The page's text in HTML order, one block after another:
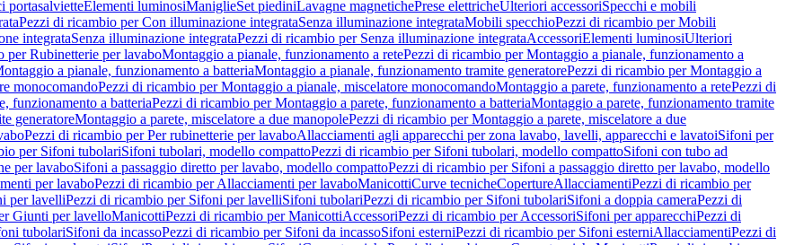
portasalvietteElementi luminosiManiglieSet piediniLavagne magnetichePrese elettricheUlteriori accessoriSpecchi e mobili
Pezzi di ricambio per Con illuminazione integrataSenza illuminazione integrataMobili specchioPezzi di ricambio per Mobili
integrataSenza illuminazione integrataPezzi di ricambio per Senza illuminazione integrataAccessoriElementi luminosiUlteriori
per Rubinetterie per lavaboMontaggio a pianale, funzionamento a retePezzi di ricambio per Montaggio a pianale, funzionamento a
a pianale, funzionamento a batteriaMontaggio a pianale, funzionamento tramite generatorePezzi di ricambio per Montaggio a
monocomandoPezzi di ricambio per Montaggio a pianale, miscelatore monocomandoMontaggio a parete, funzionamento a retePezzi di
funzionamento a batteriaPezzi di ricambio per Montaggio a parete, funzionamento a batteriaMontaggio a parete, funzionamento tramite
generatoreMontaggio a parete, miscelatore a due manopolePezzi di ricambio per Montaggio a parete, miscelatore a due
Pezzi di ricambio per Per rubinetterie per lavaboAllacciamenti agli apparecchi per zona lavabo, lavelli, apparecchi e lavatoiSifoni per
per Sifoni tubolariSifoni tubolari, modello compattoPezzi di ricambio per Sifoni tubolari, modello compattoSifoni con tubo ad
per lavaboSifoni a passaggio diretto per lavabo, modello compattoPezzi di ricambio per Sifoni a passaggio diretto per lavabo, modello
per lavaboPezzi di ricambio per Allacciamenti per lavaboManicottiCurve tecnicheCopertureAllacciamentiPezzi di ricambio per
per lavelliPezzi di ricambio per Sifoni per lavelliSifoni tubolariPezzi di ricambio per Sifoni tubolariSifoni a doppia cameraPezzi di
Giunti per lavelloManicottiPezzi di ricambio per ManicottiAccessoriPezzi di ricambio per AccessoriSifoni per apparecchiPezzi di
tubolariSifoni da incassoPezzi di ricambio per Sifoni da incassoSifoni esterniPezzi di ricambio per Sifoni esterniAllacciamentiPezzi di